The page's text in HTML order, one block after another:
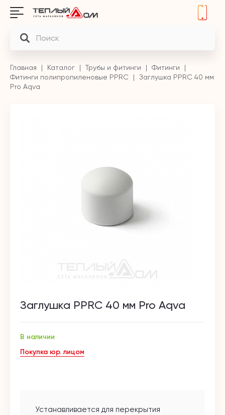
Главная Каталог Трубы и фитинги
Фитинги
Фитинги полипропиленовые PPRC
Заглушка PPRC 40 мм
Pro Aqva
Заглушка PPRC 40 мм Pro Aqva
В наличии
Покупка юр. лицом
Устанавливается для перекрытия